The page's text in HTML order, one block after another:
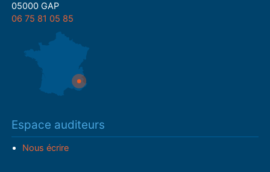
05000 GAP
06 75 81 05 85
Espace auditeurs
Nous écrire